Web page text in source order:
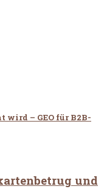
wird – GEO für B2B-
und